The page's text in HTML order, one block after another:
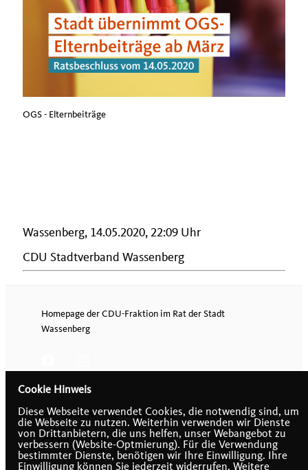
OGS - Elternbeiträge
Wassenberg, 14.05.2020, 22:09 Uhr
CDU Stadtverband Wassenberg
Homepage der CDU-Fraktion im Rat der Stadt
Wassenberg
IMPRESSUM DATENSCHUTZ KONTAKT
CDU NRW
Cookie Hinweis
Diese Webseite verwendet Cookies, die notwendig sind, um
die Webseite zu nutzen. Weiterhin verwenden wir Dienste
von Drittanbietern, die uns helfen, unser Webangebot zu
verbessern (Website-Optmierung). Für die Verwendung
bestimmter Dienste, benötigen wir Ihre Einwilligung. Ihre
Einwilligung können Sie jederzeit widerrufen. Weitere